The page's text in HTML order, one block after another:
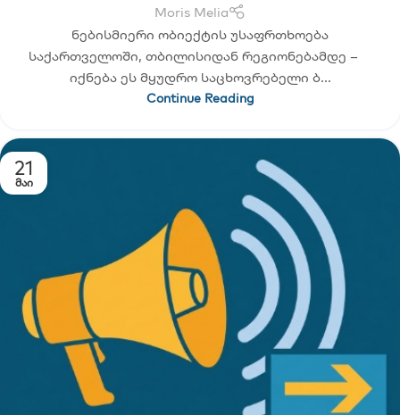
Moris Melia
ნებისმიერი ობიექტის უსაფრთხოება
საქართველოში, თბილისიდან რეგიონებამდე –
იქნება ეს მყუდრო საცხოვრებელი ბ...
Continue Reading
21
ᲛᲐᲘ